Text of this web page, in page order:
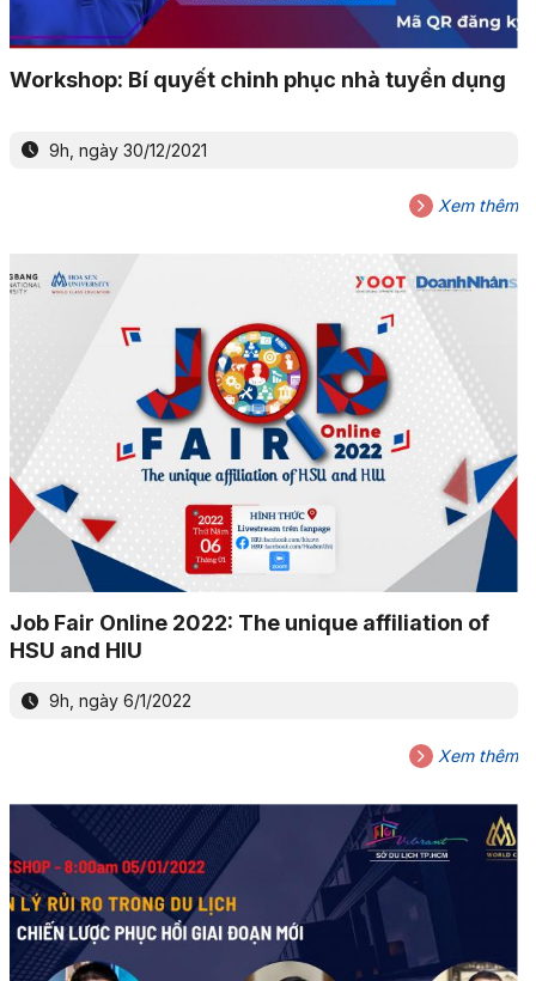
Workshop: Bí quyết chinh phục nhà tuyển dụng
9h, ngày 30/12/2021
Xem thêm
Job Fair Online 2022: The unique affiliation of
HSU and HIU
9h, ngày 6/1/2022
Xem thêm